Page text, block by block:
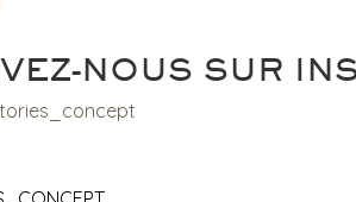
NOUS SUR